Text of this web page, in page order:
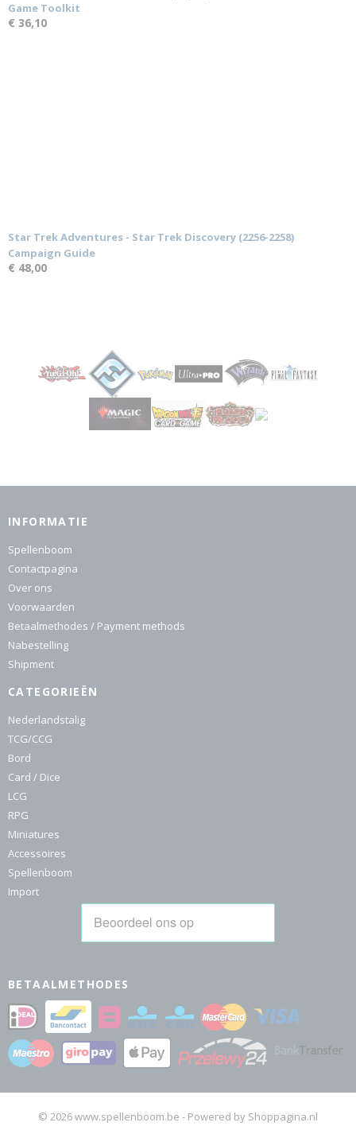
Game Toolkit
€ 36,10
Star Trek Adventures - Star Trek Discovery (2256-2258)
Campaign Guide
€ 48,00
INFORMATIE
Spellenboom
Contactpagina
Over ons
Voorwaarden
Betaalmethodes / Payment methods
Nabestelling
Shipment
CATEGORIEËN
Nederlandstalig
TCG/CCG
Bord
Card / Dice
LCG
RPG
Miniatures
Accessoires
Spellenboom
Import
BETAALMETHODES
© 2026 www.spellenboom.be - Powered by Shoppagina.nl